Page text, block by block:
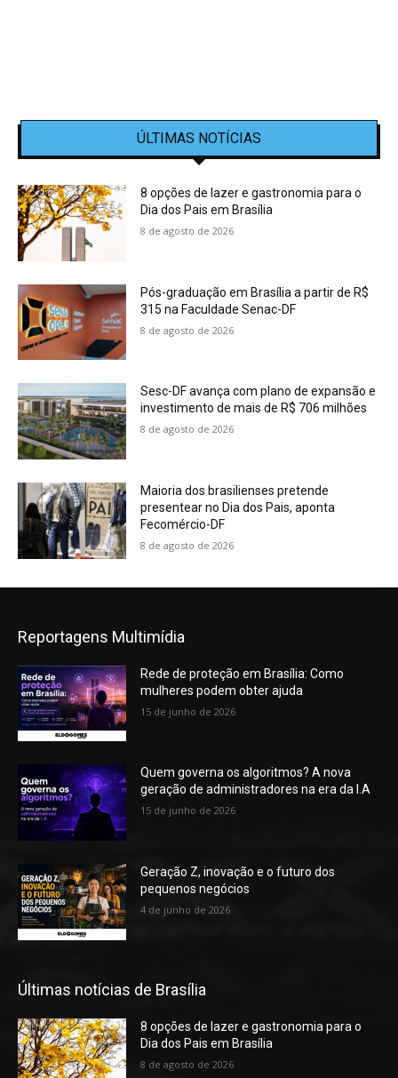
ÚLTIMAS NOTÍCIAS
8 opções de lazer e gastronomia para o
Dia dos Pais em Brasília
8 de agosto de 2026
Pós-graduação em Brasília a partir de R$
315 na Faculdade Senac-DF
8 de agosto de 2026
Sesc-DF avança com plano de expansão e
investimento de mais de R$ 706 milhões
8 de agosto de 2026
Maioria dos brasilienses pretende
presentear no Dia dos Pais, aponta
Fecomércio-DF
8 de agosto de 2026
Reportagens Multimídia
Rede de proteção em Brasília: Como
mulheres podem obter ajuda
15 de junho de 2026
Quem governa os algoritmos? A nova
geração de administradores na era da I.A
15 de junho de 2026
Geração Z, inovação e o futuro dos
pequenos negócios
4 de junho de 2026
Últimas notícias de Brasília
8 opções de lazer e gastronomia para o
Dia dos Pais em Brasília
8 de agosto de 2026